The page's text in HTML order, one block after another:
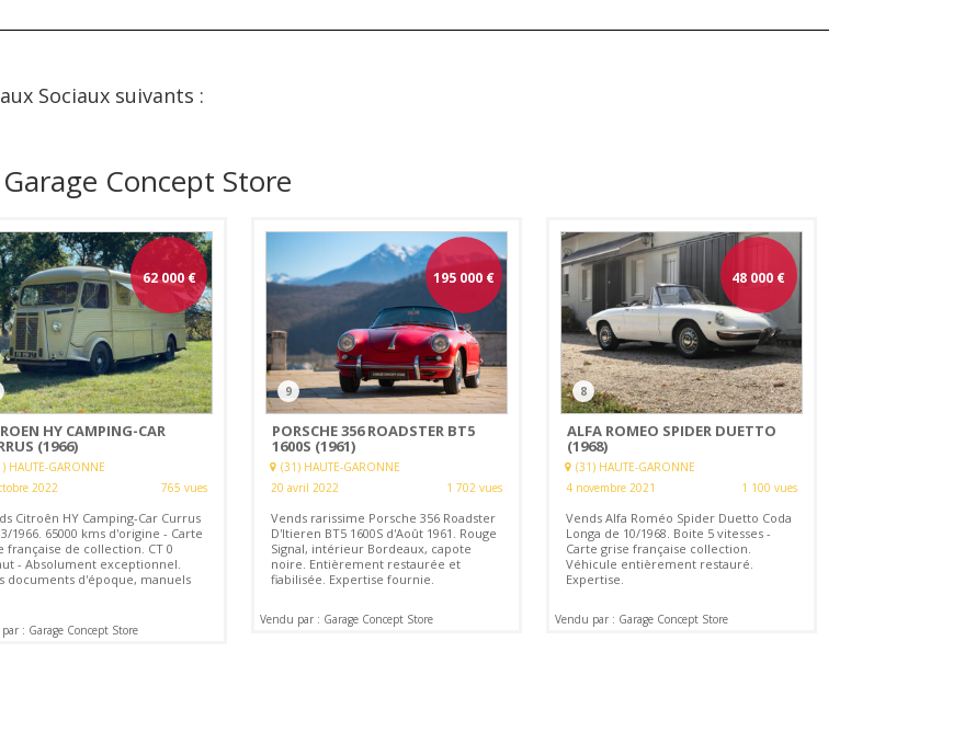
Sociaux suivants :
Concept Store
62 000€
HY CAMPING-CAR
(1966)
HAUTE-GARONNE
2022
765 vues
Citroên HY Camping-Car Currus
1966. 65000 kms d'origine - Carte
française de collection. CT 0
- Absolument exceptionnel.
documents d'époque, manuels
: Garage Concept Store
195 000 €
9
PORSCHE 356 ROADSTER BT5
1600S (1961)
(31) HAUTE-GARONNE
20 avril 2022
1 702 vues
Vends rarissime Porsche 356 Roadster
D'Itieren BT5 1600S d'Août 1961. Rouge
Signal, intérieur Bordeaux, capote
noire. Entièrement restaurée et
fiabilisée. Expertise fournie.
Vendu par : Garage Concept Store
48 000 €
8
ALFA ROMEO SPIDER DUETTO
(1968)
(31) HAUTE-GARONNE
4 novembre 2021
1 100 vues
Vends Alfa Roméo Spider Duetto Coda
Longa de 10/1968. Boite 5 vitesses -
Carte grise française collection.
Véhicule entièrement restauré.
Expertise.
Vendu par : Garage Concept Store